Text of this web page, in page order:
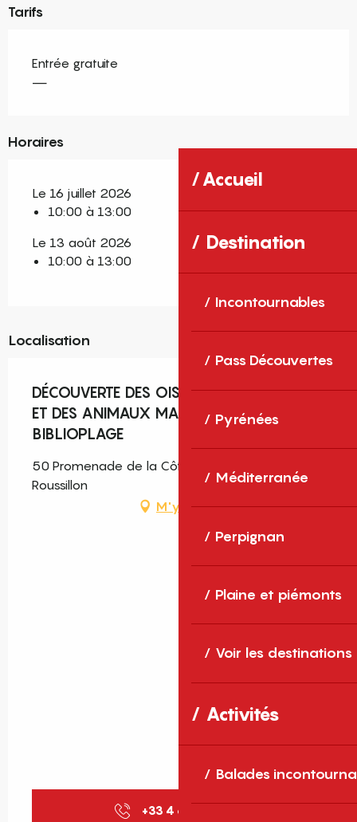
Accueil
Destination
Incontournables
Pass Découvertes
Pyrénées
Méditerranée
Perpignan
Plaine et piémonts
Voir les destinations
Activités
Balades
Tarifs
Entrée gratuite
—
Horaires
Le 16 juillet 2026
10:00 à 13:00
Le 13 août 2026
10:00 à 13:00
Localisation
DÉCOUVERTE DES OISEAUX DU LITTORAL
ET DES ANIMAUX MARINS À LA
BIBLIOPLAGE
50 Promenade de la Côte Vermeille, Canet-en-
Roussillon
M'y rendre
+33 4 68 86 72